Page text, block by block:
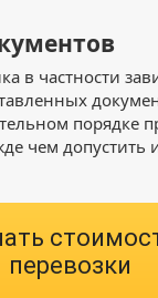
в частности
порядке
чем допустить
перевозки